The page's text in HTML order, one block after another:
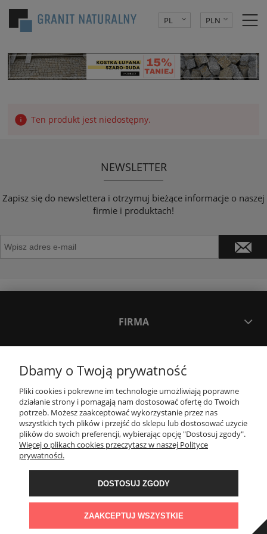
PL
PLN
Ten produkt jest niedostępny.
NEWSLETTER
Zapisz się do newslettera i otrzymuj bieżące informacje o naszej
firmie i produktach!
FIRMA
INFORMACJE
OBSŁUGA KLIENTA
OBSERWUJ NAS
KONTAKT
Dbamy o Twoją prywatność
Pliki cookies i pokrewne im technologie umożliwiają poprawne
działanie strony i pomagają nam dostosować ofertę do Twoich
potrzeb. Możesz zaakceptować wykorzystanie przez nas
wszystkich tych plików i przejść do sklepu lub dostosować użycie
plików do swoich preferencji, wybierając opcję "Dostosuj zgody".
Więcej o plikach cookies przeczytasz w naszej Polityce
prywatności.
DOSTOSUJ ZGODY
ZAAKCEPTUJ WSZYSTKIE
Masz pytanie?
Zostaw swój numer,
oddzwonimy do
Ciebie w28sekund!